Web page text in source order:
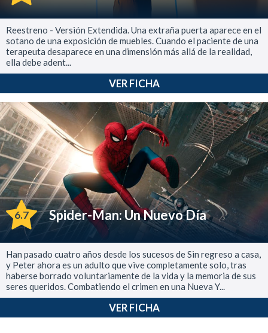
Reestreno - Versión Extendida. Una extraña puerta aparece en el
sotano de una exposición de muebles. Cuando el paciente de una
terapeuta desaparece en una dimensión más allá de la realidad,
ella debe adent...
VER FICHA
6.7 Spider-Man: Un Nuevo Día
Han pasado cuatro años desde los sucesos de Sin regreso a casa,
y Peter ahora es un adulto que vive completamente solo, tras
haberse borrado voluntariamente de la vida y la memoria de sus
seres queridos. Combatiendo el crimen en una Nueva Y...
VER FICHA